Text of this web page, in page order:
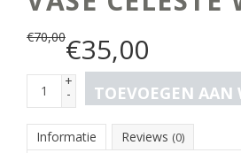
€70,00€35,00
+
- TOEVOEGEN AAN
Informatie Reviews (0)